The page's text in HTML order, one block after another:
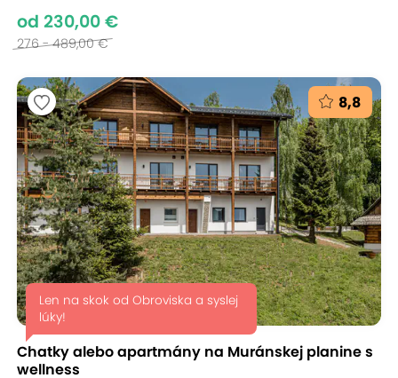
od 230,00 €
276 - 489,00 €
8,8
Len na skok od Obroviska a syslej
lúky!
Chatky alebo apartmány na Muránskej planine s
wellness